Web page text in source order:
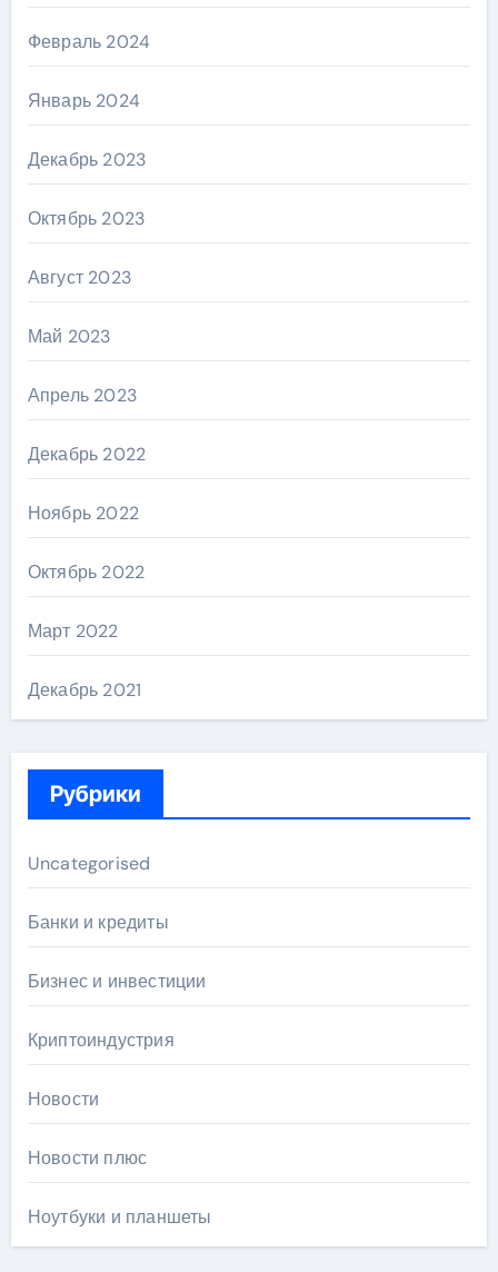
Февраль 2024
Январь 2024
Декабрь 2023
Октябрь 2023
Август 2023
Май 2023
Апрель 2023
Декабрь 2022
Ноябрь 2022
Октябрь 2022
Март 2022
Декабрь 2021
Рубрики
Uncategorised
Банки и кредиты
Бизнес и инвестиции
Криптоиндустрия
Новости
Новости плюс
Ноутбуки и планшеты